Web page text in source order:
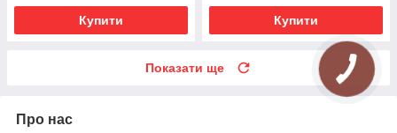
Купити Купити
Показати ще
Про нас